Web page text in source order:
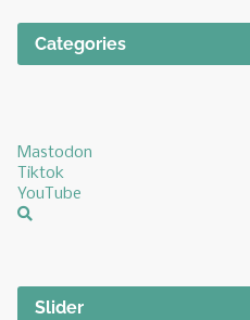
Categories
Mastodon
Tiktok
YouTube
Slider